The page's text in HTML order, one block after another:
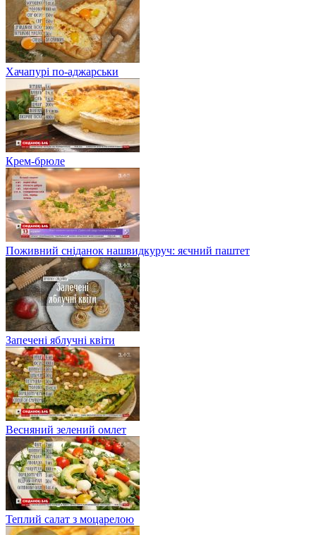
Хачапурі по-аджарськи
Крем-брюле
Поживний сніданок нашвидкуруч: яєчний паштет
Запечені яблучні квіти
Весняний зелений омлет
Теплий салат з моцарелою